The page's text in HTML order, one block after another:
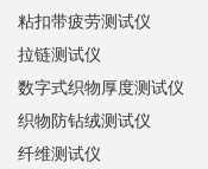
粘扣带疲劳测试仪
拉链测试仪
数字式织物厚度测试仪
织物防钻绒测试仪
纤维测试仪